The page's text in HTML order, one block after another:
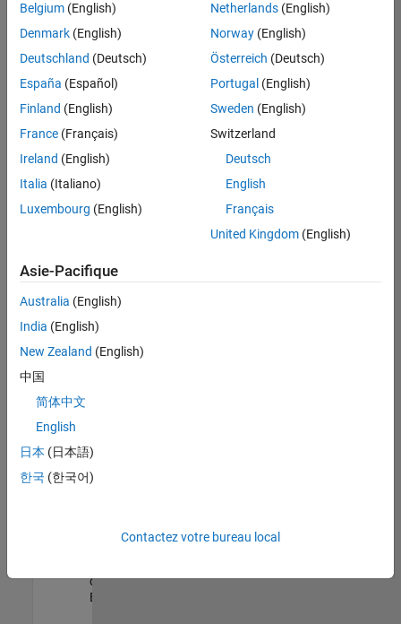
Les
descriptions
poste
n’ont
pas
été
traduites.
Effectuez
lieu
pour
l’ensemble
des
opportunités
votre
région.
Senior Software Quality Engineer
Senior
Engineer
qualité |
Expérimenté(e)
Belgium (English)
Denmark (English)
Deutschland (Deutsch)
España (Español)
Finland (English)
France (Français)
Ireland (English)
Italia (Italiano)
Luxembourg (English)
Netherlands(English)
Norway(English)
Österreich (Deutsch)
Portugal (English)
Sweden (English)
Switzerland
Deutsch
English
Français
United Kingdom(English)
Asie-Pacifique
Australia (English)
India (English)
New Zealand (English)
中国
简体中文
English
日本 (日本語)
한국 (한국어)
Contactez votre bureau local